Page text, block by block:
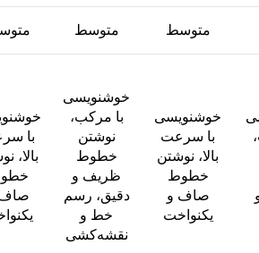
متوسط متوسط
خوشنویسی
با سرعت
بالا، نوشتن
خطوط
صاف و
یکنواخت
خوشنویسی
با مرکب،
نوشتن
خطوط
ظریف و
دقیق، رسم
خط و
نقشه‌کشی
با
بالا،